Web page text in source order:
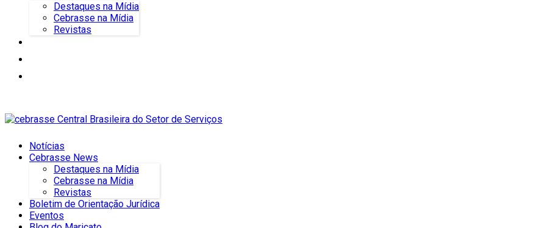
Destaques na Mídia
Cebrasse na Mídia
Revistas
Notícias
Cebrasse News
Destaques na Mídia
Cebrasse na Mídia
Revistas
Boletim de Orientação Jurídica
Eventos